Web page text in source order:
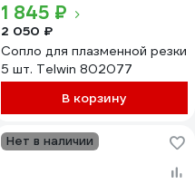
1 845 ₽
2 050 ₽
Сопло для плазменной резки
5 шт. Telwin 802077
В корзину
Нет в наличии